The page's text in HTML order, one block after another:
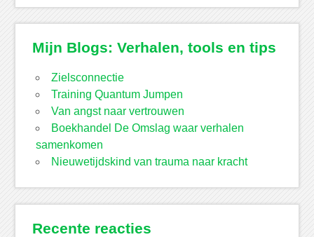
Mijn Blogs: Verhalen, tools en tips
Zielsconnectie
Training Quantum Jumpen
Van angst naar vertrouwen
Boekhandel De Omslag waar verhalen
samenkomen
Nieuwetijdskind van trauma naar kracht
Recente reacties